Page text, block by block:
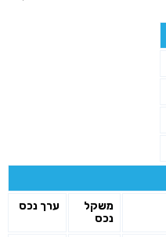
משקל
נכס
ערך נכס